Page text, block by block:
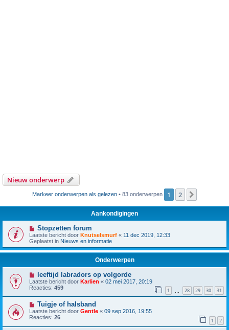
Nieuw onderwerp
Markeer onderwerpen als gelezen • 83 onderwerpen 1 2
Aankondigingen
Stopzetten forum
Laatste bericht door Knutselsmurf « 11 dec 2019, 12:33
Geplaatst in Nieuws en informatie
Onderwerpen
leeftijd labradors op volgorde
Laatste bericht door Karlien « 02 mei 2017, 20:19
Reacties: 459 1 28 29 30 31
Tuigje of halsband
Laatste bericht door Gentle « 09 sep 2016, 19:55
Reacties: 26 1 2